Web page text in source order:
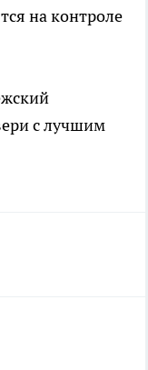
на контроле
с лучшим